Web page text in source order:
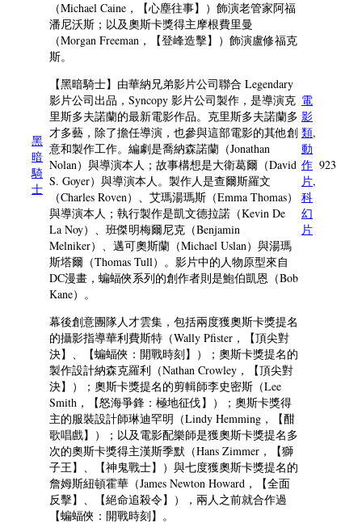
黑
暗
騎
士
（Michael Caine，【心塵往事】）飾演老管家阿福
潘尼沃斯；以及奧斯卡獎得主摩根費里曼
（Morgan Freeman，【登峰造擊】）飾演盧修福克
斯。
【黑暗騎士】由華納兄弟影片公司聯合 Legendary
影片公司出品，Syncopy 影片公司製作，是導演克
里斯多夫諾蘭的最新電影作品。克里斯多夫諾蘭多
才多藝，除了擔任導演，也參與這部電影的其他創
意和製作工作。編劇是喬納森諾蘭（Jonathan
Nolan）與導演本人；故事構想是大衛葛爾（David
S. Goyer）與導演本人。製作人是查爾斯羅文
（Charles Roven）、艾瑪湯瑪斯（Emma Thomas）
與導演本人；執行製作是凱文德拉諾（Kevin De
La Noy）、班傑明梅爾尼克（Benjamin
Melniker）、邁可奧斯蘭（Michael Uslan）與湯瑪
斯塔爾（Thomas Tull）。影片中的人物原型來自
DC漫畫，蝙蝠俠系列的創作者則是鮑伯凱恩（Bob
Kane）。
幕後創意團隊人才雲集，包括兩度獲奧斯卡獎提名
的攝影指導華利費斯特（Wally Pfister，【頂尖對
決】、【蝙蝠俠：開戰時刻】）；奧斯卡獎提名的
製作設計納森克羅利（Nathan Crowley，【頂尖對
決】）；奧斯卡獎提名的剪輯師李史密斯（Lee
Smith，【怒海爭鋒：極地征伐】）；奧斯卡獎得
主的服裝設計師琳迪罕明（Lindy Hemming，【酣
歌唱戲】）；以及電影配樂師是獲奧斯卡獎提名多
次的奧斯卡獎得主漢斯季默（Hans Zimmer，【獅
子王】、【神鬼戰士】）與七度獲奧斯卡獎提名的
詹姆斯紐頓霍華（James Newton Howard，【全面
反擊】、【絕命追殺令】），兩人之前就合作過
【蝙蝠俠：開戰時刻】。
電
影
類,
動
作
片,
科
幻
片
923